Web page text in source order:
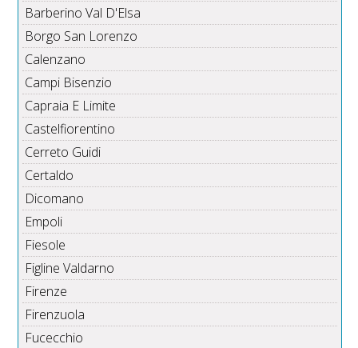
Barberino Val D'Elsa
Borgo San Lorenzo
Calenzano
Campi Bisenzio
Capraia E Limite
Castelfiorentino
Cerreto Guidi
Certaldo
Dicomano
Empoli
Fiesole
Figline Valdarno
Firenze
Firenzuola
Fucecchio